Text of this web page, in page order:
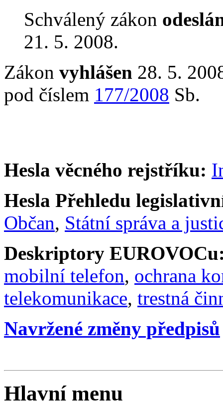
Schválený zákon
21. 5. 2008.
Zákon vyhlášen 28. 5.
pod číslem 177/2008 Sb.
Hesla věcného rejstříku:
Hesla Přehledu
Občan, Státní správa a
Deskriptory
mobilní telefon, ochrana
telekomunikace, trestná
Navržené změny předpisů
Hlavní menu